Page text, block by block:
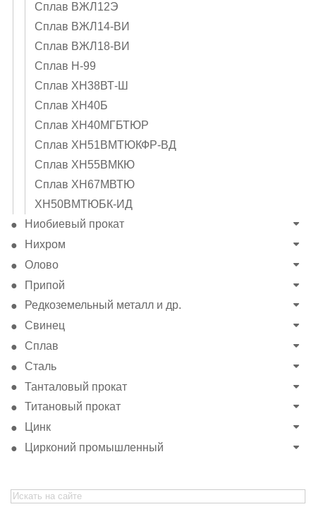
Сплав ВЖЛ12Э
Сплав ВЖЛ14-ВИ
Сплав ВЖЛ18-ВИ
Сплав Н-99
Сплав ХН38ВТ-Ш
Сплав ХН40Б
Сплав ХН40МГБТЮР
Сплав ХН51ВМТЮКФР-ВД
Сплав ХН55ВМКЮ
Сплав ХН67МВТЮ
ХН50ВМТЮБК-ИД
Ниобиевый прокат
Нихром
Олово
Припой
Редкоземельный металл и др.
Свинец
Сплав
Сталь
Танталовый прокат
Титановый прокат
Цинк
Цирконий промышленный
Search
for: